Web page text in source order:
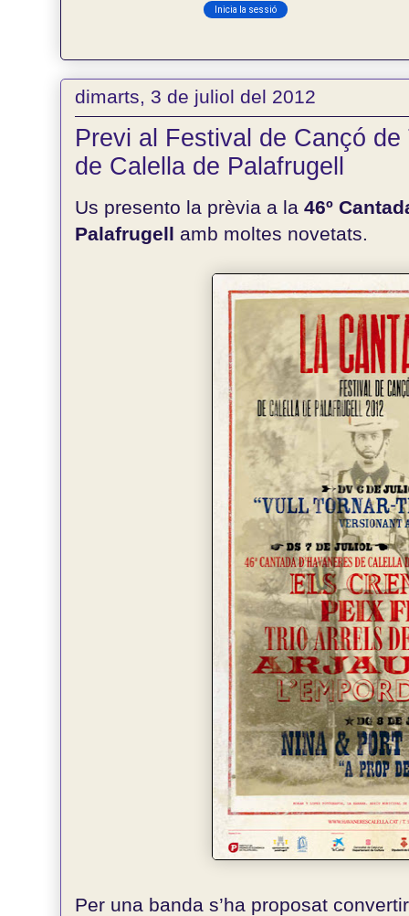
dimarts, 3 de juliol del 2012
Previ al Festival de Cançó
de Calella de Palafrugell
Us presento la prèvia a la 46º
Palafrugell amb moltes novetats.
Per una banda s’ha proposat